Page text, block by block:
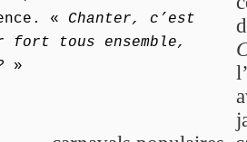
« Chanter, c’est
fort tous ensemble,
»